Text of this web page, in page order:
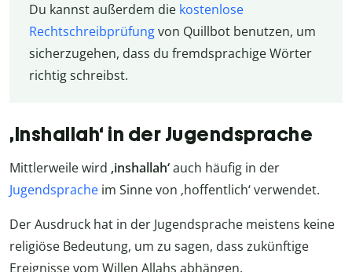
Du kannst außerdem die kostenlose
Rechtschreibprüfungvon Quillbot benutzen, um
sicherzugehen, dass du fremdsprachige Wörter
richtig schreibst.
‚Inshallah‘ in der Jugendsprache
Mittlerweile wird ‚inshallah‘auch häufig in der
Jugendsprache im Sinne von ‚hoffentlich‘ verwendet.
Der Ausdruck hat in der Jugendsprache meistens keine
religiöse Bedeutung, um zu sagen, dass zukünftige
Ereignisse vom Willen Allahs abhängen.